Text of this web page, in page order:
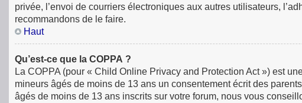
privée, l’envoi de courriers électroniques aux autres utilisateurs,
recommandons de le faire.
Haut
Qu’est-ce que la COPPA ?
La COPPA (pour « Child Online Privacy and Protection Act ») est
mineurs âgés de moins de 13 ans un consentement écrit des
âgés de moins de 13 ans inscrits sur votre forum, nous vous